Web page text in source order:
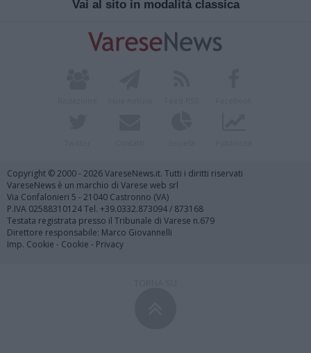
Vai al sito in modalità classica
Copyright © 2000 - 2026 VareseNews.it. Tutti i diritti riservati
VareseNews è un marchio di Varese web srl
Via Confalonieri 5 - 21040 Castronno (VA)
P.IVA 02588310124 Tel. +39.0332.873094 / 873168
Testata registrata presso il Tribunale di Varese n.679
Direttore responsabile: Marco Giovannelli
Imp. Cookie - Cookie - Privacy